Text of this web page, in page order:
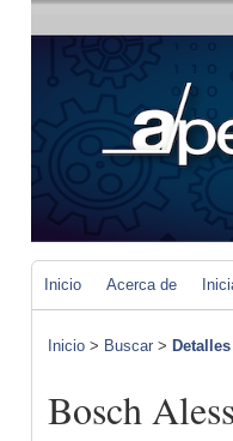
Inicio Acerca de
Inicio > Buscar >
Bosch